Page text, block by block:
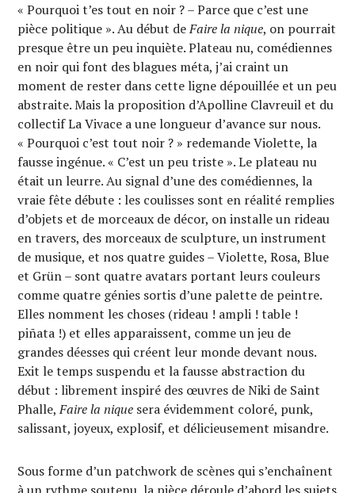
« Pourquoi t’es tout en noir ? – Parce que c’est une
pièce politique ». Au début deFaire la nique, on pourrait
presque être un peu inquiète. Plateau nu, comédiennes
en noir qui font des blagues méta, j’ai craint un
moment de rester dans cette ligne dépouillée et un peu
abstraite. Mais la proposition d’Apolline Clavreuil et du
collectif La Vivace a une longueur d’avance sur nous.
« Pourquoi c’est tout noir ? » redemande Violette, la
fausse ingénue. « C’est un peu triste ». Le plateau nu
était un leurre. Au signal d’une des comédiennes, la
vraie fête débute : les coulisses sont en réalité remplies
d’objets et de morceaux de décor, on installe un rideau
en travers, des morceaux de sculpture, un instrument
de musique, et nos quatre guides – Violette, Rosa, Blue
et Grün – sont quatre avatars portant leurs couleurs
comme quatre génies sortis d’une palette de peintre.
Elles nomment les choses (rideau ! ampli ! table !
piñata !) et elles apparaissent, comme un jeu de
grandes déesses qui créent leur monde devant nous.
Exit le temps suspendu et la fausse abstraction du
début : librement inspiré des œuvres de Niki de Saint
Phalle,Faire la nique sera évidemment coloré, punk,
salissant, joyeux, explosif, et délicieusement misandre.
Sous forme d’un patchwork de scènes qui s’enchaînent